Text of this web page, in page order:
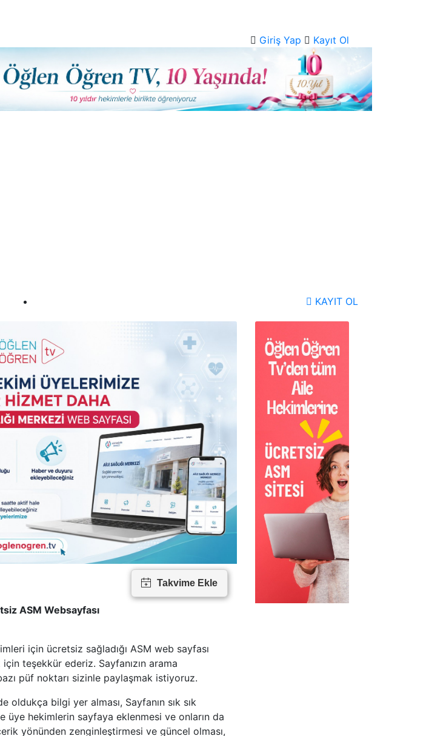
Giriş Yap Kayıt Ol
KAYIT OL
Takvime Ekle
ASM Websayfası
için ücretsiz sağladığı ASM web sayfası
teşekkür ederiz. Sayfanızın arama
püf noktarı sizinle paylaşmak istiyoruz.
oldukça bilgi yer alması, Sayfanın sık sık
üye hekimlerin sayfaya eklenmesi ve onların da
yönünden zenginleştirmesi ve güncel olması,